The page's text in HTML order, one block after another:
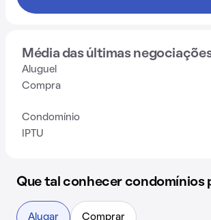
Média das últimas
Aluguel
Compra
Condomínio
IPTU
Que tal conhecer condomínios
Alugar Comprar